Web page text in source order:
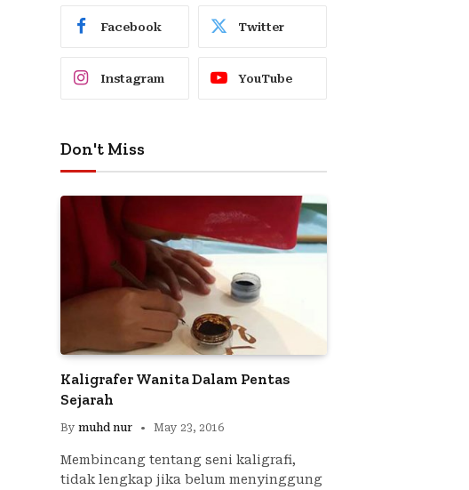
Facebook Twitter
Instagram YouTube
Don't Miss
Kaligrafer Wanita Dalam Pentas
Sejarah
By muhd nur May 23, 2016
Membincang tentang seni kaligrafi,
tidak lengkap jika belum menyinggung